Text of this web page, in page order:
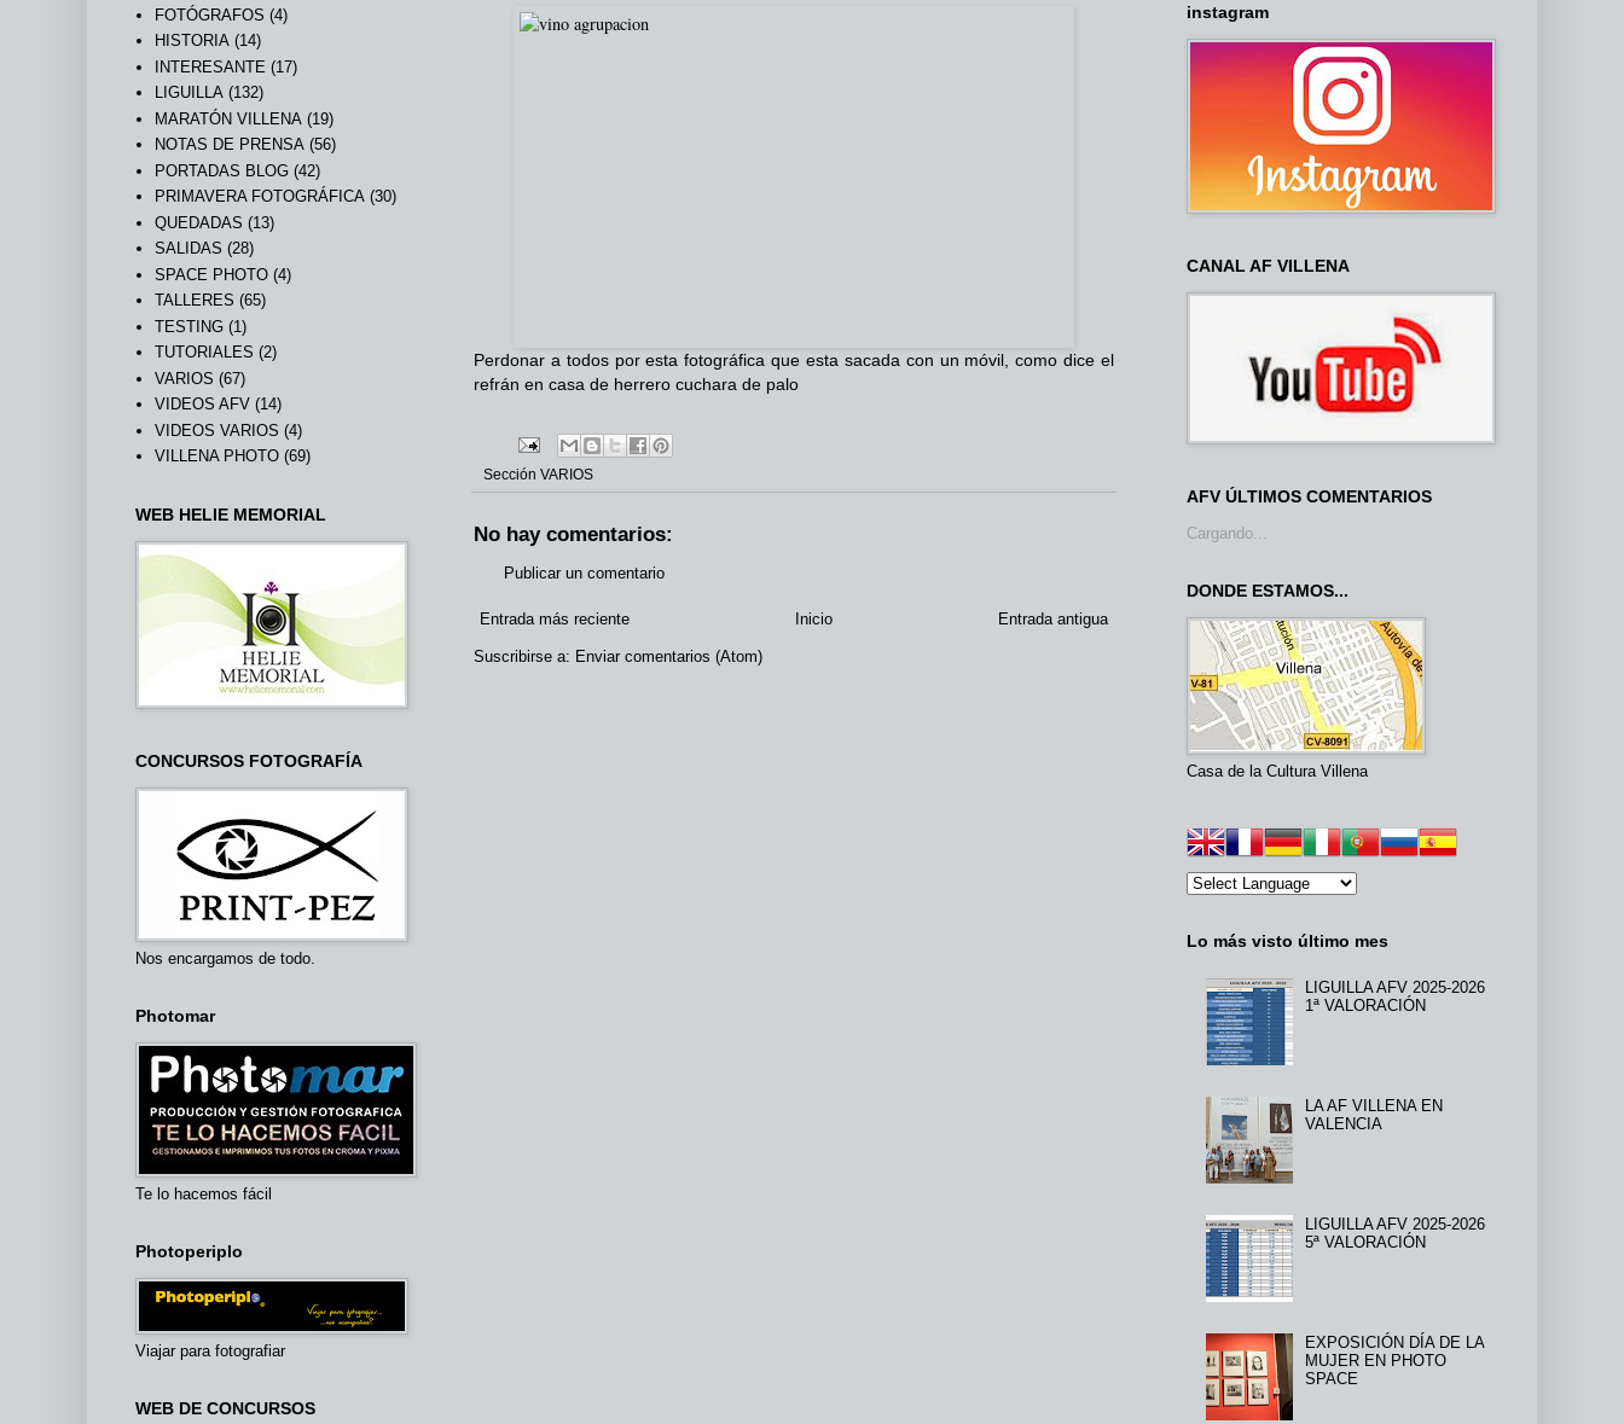
Perdonar a todos por esta fotográfica que esta sacada con un móvil, como dice el
refrán en casa de herrero cuchara de palo
Sección VARIOS
No hay comentarios:
Publicar un comentario
Entrada más reciente Entrada antigua
Inicio
Suscribirse a: Enviar comentarios (Atom)
FOTÓGRAFOS (4)
HISTORIA (14)
INTERESANTE (17)
LIGUILLA (132)
MARATÓN VILLENA (19)
NOTAS DE PRENSA (56)
PORTADAS BLOG (42)
PRIMAVERA FOTOGRÁFICA (30)
QUEDADAS (13)
SALIDAS (28)
SPACE PHOTO (4)
TALLERES (65)
TESTING (1)
TUTORIALES (2)
VARIOS (67)
VIDEOS AFV (14)
VIDEOS VARIOS (4)
VILLENA PHOTO (69)
WEB HELIE MEMORIAL
CONCURSOS FOTOGRAFÍA
Nos encargamos de todo.
Photomar
Te lo hacemos fácil
Photoperiplo
Viajar para fotografiar
WEB DE CONCURSOS
instagram
CANAL AF VILLENA
AFV ÚLTIMOS COMENTARIOS
Cargando...
DONDE ESTAMOS...
Casa de la Cultura Villena
Lo más visto último mes
LIGUILLA AFV 2025-2026
1ª VALORACIÓN
LA AF VILLENA EN
VALENCIA
LIGUILLA AFV 2025-2026
5ª VALORACIÓN
EXPOSICIÓN DÍA DE LA
MUJER EN PHOTO
SPACE